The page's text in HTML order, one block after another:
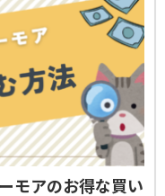
モアのお得な買い